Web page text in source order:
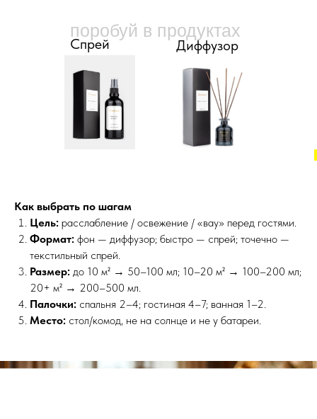
поробуй в продуктах
Диффузор
Спрей
Как выбрать по шагам
Цель: расслабление / освежение / «вау» перед гостями.
Формат: фон — диффузор; быстро — спрей; точечно —
текстильный спрей.
Размер: до 10 м² → 50–100 мл; 10–20 м² → 100–200 мл;
20+ м² → 200–500 мл.
Палочки: спальня 2–4; гостиная 4–7; ванная 1–2.
Место: стол/комод, не на солнце и не у батареи.